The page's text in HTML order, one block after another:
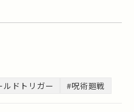
ルドトリガー #呪術廻戦